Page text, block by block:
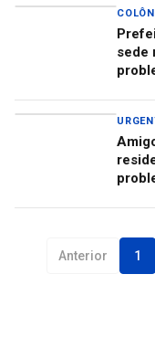
sede
Anterior 1